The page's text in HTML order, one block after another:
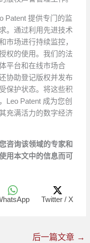
Patent 提供专门的监
。通过利用先进技术
市场进行持续监控，
权的使用。我们的法
平台和在线市场合
协助登记版权并发布
保护状态。将这些积
Leo Patent 成为您创
充满活力的数字经济
咨询该领域的专家和
用本文中的信息而可
Twitter / X
后一篇文章 →